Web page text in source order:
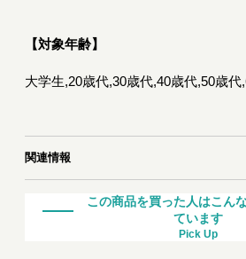
【対象年齢】
大学生,20歳代,30歳代,40歳代,50歳代
関連情報
この商品を買った人はこん
ています
Pick Up